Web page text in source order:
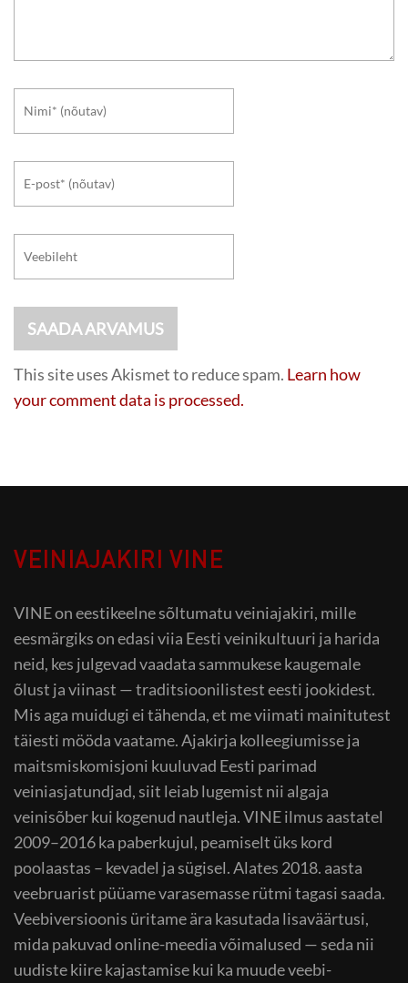
This site uses Akismet to reduce spam. Learn how
your comment data is processed.
VEINIAJAKIRI VINE
VINE on eestikeelne sõltumatu veiniajakiri, mille
eesmärgiks on edasi viia Eesti veinikultuuri ja harida
neid, kes julgevad vaadata sammukese kaugemale
õlust ja viinast — traditsioonilistest eesti jookidest.
Mis aga muidugi ei tähenda, et me viimati mainitutest
täiesti mööda vaatame. Ajakirja kolleegiumisse ja
maitsmiskomisjoni kuuluvad Eesti parimad
veiniasjatundjad, siit leiab lugemist nii algaja
veinisõber kui kogenud nautleja. VINE ilmus aastatel
2009–2016 ka paberkujul, peamiselt üks kord
poolaastas – kevadel ja sügisel. Alates 2018. aasta
veebruarist püüame varasemasse rütmi tagasi saada.
Veebiversioonis üritame ära kasutada lisaväärtusi,
mida pakuvad online-meedia võimalused — seda nii
uudiste kiire kajastamise kui ka muude veebi-